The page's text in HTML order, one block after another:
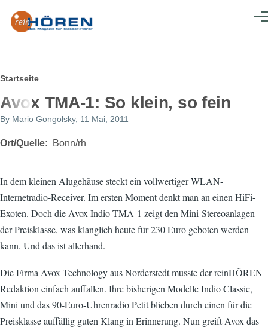
Pfadnavigation
Startseite
Avox TMA-1: So klein, so fein
By Mario Gongolsky, 11 Mai, 2011
Ort/Quelle Bonn/rh
In dem kleinen Alugehäuse steckt ein vollwertiger WLAN-
Internetradio-Receiver. Im ersten Moment denkt man an einen HiFi-
Exoten. Doch die Avox Indio TMA-1 zeigt den Mini-Stereoanlagen
der Preisklasse, was klanglich heute für 230 Euro geboten werden
kann. Und das ist allerhand.
Die Firma Avox Technology aus Norderstedt musste der reinHÖREN-
Redaktion einfach auffallen. Ihre bisherigen Modelle Indio Classic,
Mini und das 90-Euro-Uhrenradio Petit blieben durch einen für die
Preisklasse auffällig guten Klang in Erinnerung. Nun greift Avox das